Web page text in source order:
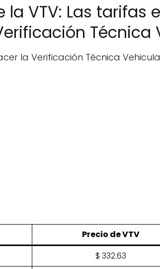
la VTV: Las tarifas
Técnica
la Verificación Técnica
Precio de VTV
$ 332.63